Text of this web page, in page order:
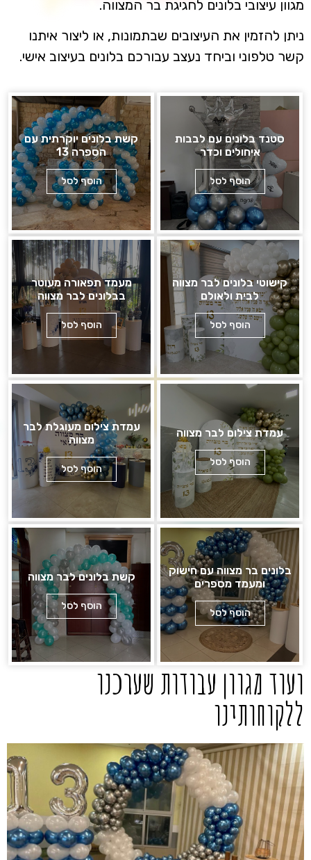
מגוון עיצובי בלונים לחגיגת בר המצווה.
ניתן להזמין את העיצובים שבתמונות, או ליצור איתנו
קשר טלפוני וביחד נעצב עבורכם בלונים בעיצוב אישי.
סטנד בלונים עם לבבות
איחולים וכדר
הוסף לסל
קשת בלונים יוקרתית עם
הספרה 13
הוסף לסל
קישוטי בלונים לבר מצווה
לבית ולאולם
הוסף לסל
מעמד תפאורה מעוטר
בבלונים לבר מצווה
הוסף לסל
עמדת צילום לבר מצווה
הוסף לסל
עמדת צילום מעוגלת לבר
מצווה
הוסף לסל
בלונים בר מצווה עם חישוק
ומעמד מספרים
הוסף לסל
קשת בלונים לבר מצווה
הוסף לסל
ועוד מגוון עבודות שערכנו
ללקוחותינו